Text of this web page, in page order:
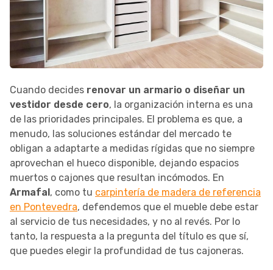
Cuando decides renovar un armario o diseñar un
vestidor desde cero, la organización interna es una
de las prioridades principales. El problema es que, a
menudo, las soluciones estándar del mercado te
obligan a adaptarte a medidas rígidas que no siempre
aprovechan el hueco disponible, dejando espacios
muertos o cajones que resultan incómodos. En
Armafal, como tu carpintería de madera de referencia
en Pontevedra, defendemos que el mueble debe estar
al servicio de tus necesidades, y no al revés. Por lo
tanto, la respuesta a la pregunta del título es que sí,
que puedes elegir la profundidad de tus cajoneras.